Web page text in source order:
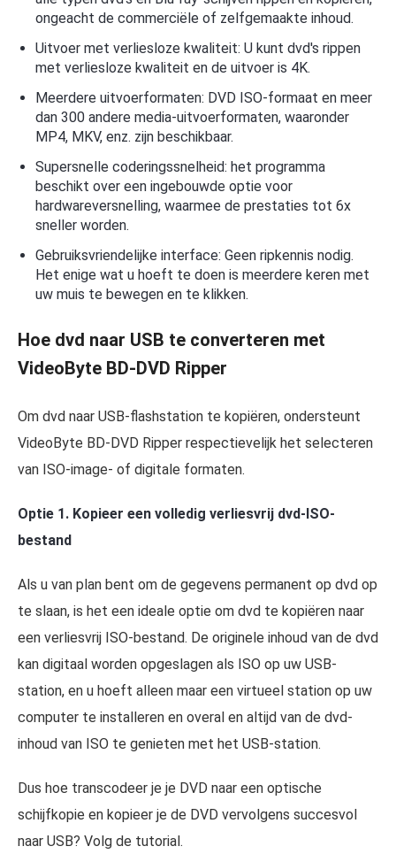
ongeacht de commerciële of zelfgemaakte inhoud.
Uitvoer met verliesloze kwaliteit: U kunt dvd's rippen
met verliesloze kwaliteit en de uitvoer is 4K.
Meerdere uitvoerformaten: DVD ISO-formaat en meer
dan 300 andere media-uitvoerformaten, waaronder
MP4, MKV, enz. zijn beschikbaar.
Supersnelle coderingssnelheid: het programma
beschikt over een ingebouwde optie voor
hardwareversnelling, waarmee de prestaties tot 6x
sneller worden.
Gebruiksvriendelijke interface: Geen ripkennis nodig.
Het enige wat u hoeft te doen is meerdere keren met
uw muis te bewegen en te klikken.
Hoe dvd naar USB te converteren met
VideoByte BD-DVD Ripper
Om dvd naar USB-flashstation te kopiëren, ondersteunt
VideoByte BD-DVD Ripper respectievelijk het selecteren
van ISO-image- of digitale formaten.
Optie 1. Kopieer een volledig verliesvrij dvd-ISO-
bestand
Als u van plan bent om de gegevens permanent op dvd op
te slaan, is het een ideale optie om dvd te kopiëren naar
een verliesvrij ISO-bestand. De originele inhoud van de dvd
kan digitaal worden opgeslagen als ISO op uw USB-
station, en u hoeft alleen maar een virtueel station op uw
computer te installeren en overal en altijd van de dvd-
inhoud van ISO te genieten met het USB-station.
Dus hoe transcodeer je je DVD naar een optische
schijfkopie en kopieer je de DVD vervolgens succesvol
naar USB? Volg de tutorial.